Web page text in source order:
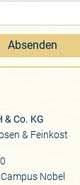
Absenden
& Co. KG
& Feinkost
Nobel